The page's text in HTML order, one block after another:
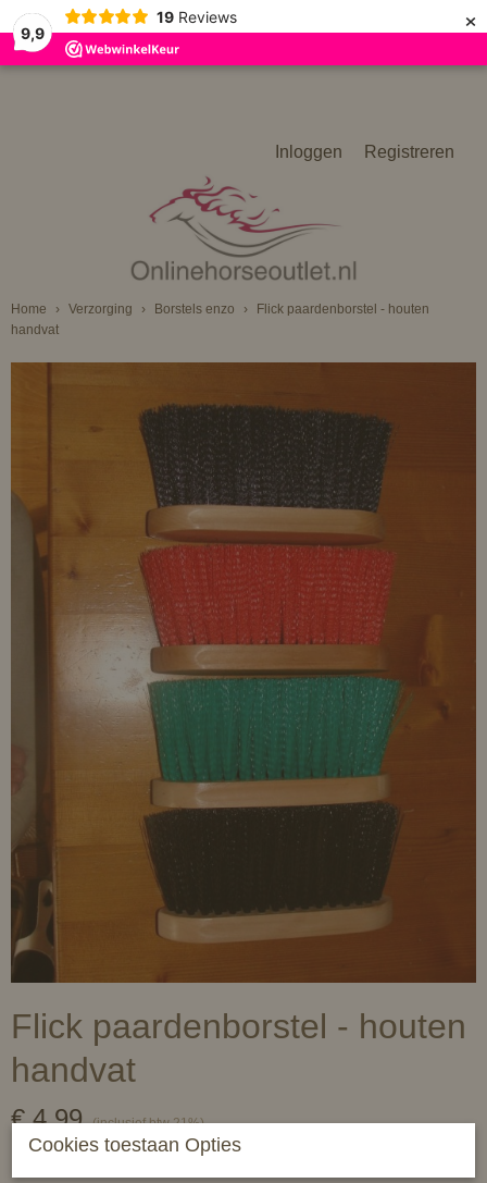
9,9
19 Reviews ×
Inloggen Registreren
Home › Verzorging › Borstels enzo ›
Flick paardenborstel - houten
handvat
Flick paardenborstel - houten
handvat
€ 4,99 (inclusief btw 21%)
Op voorraad
Cookies toestaan Opties